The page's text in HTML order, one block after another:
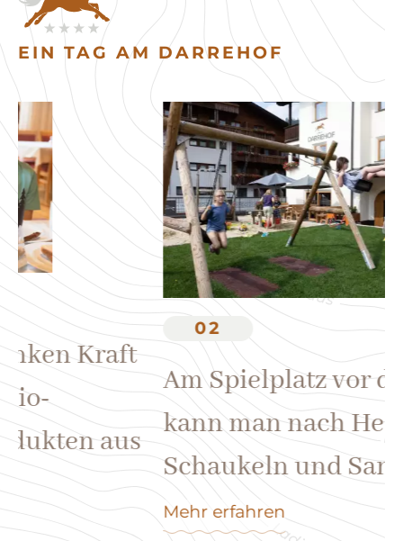
EIN TAG AM DARREHOF
Am Spielplatz vor dem Hotel
kann man nach Herzenslust
Schaukeln und Sand spielen.